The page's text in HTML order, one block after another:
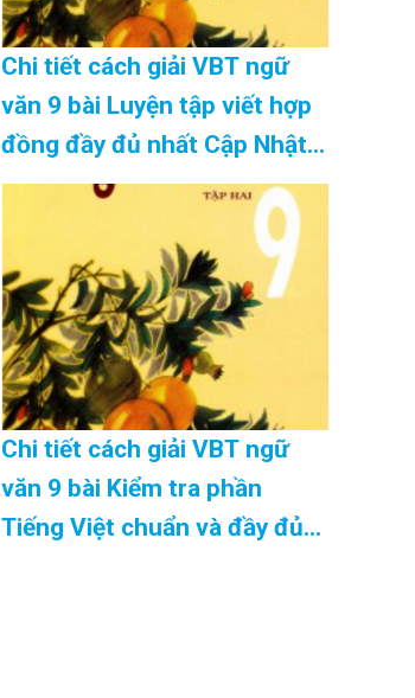
Chi tiết cách giải VBT ngữ
văn 9 bài Luyện tập viết hợp
đồng đầy đủ nhất Cập Nhật
08/2026
Chi tiết cách giải VBT ngữ
văn 9 bài Kiểm tra phần
Tiếng Việt chuẩn và đầy đủ